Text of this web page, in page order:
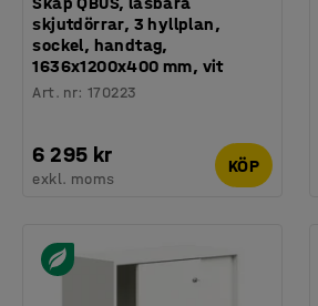
skjutdörrar, 3 hyllplan,
sockel, handtag,
1636x1200x400 mm, vit
Art. nr:170223
6 295 kr
exkl. moms
KÖP